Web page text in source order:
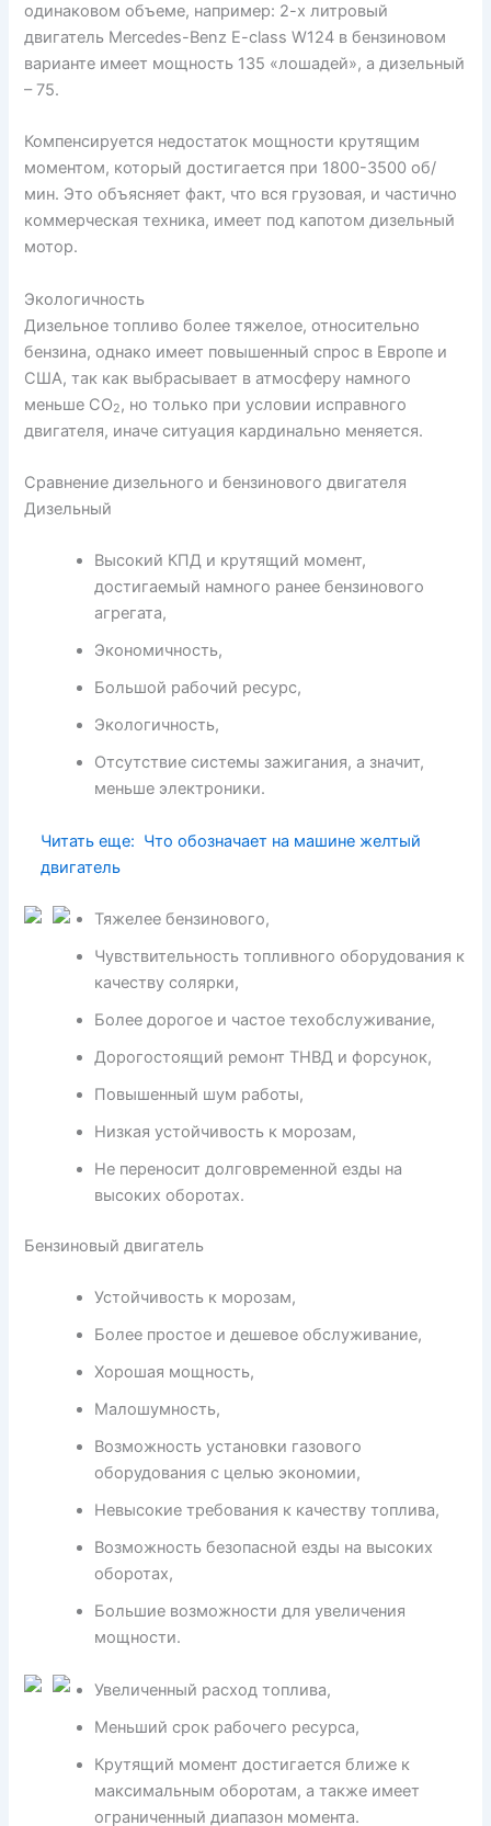
одинаковом объеме, например: 2-х литровый
двигатель Mercedes-Benz E-class W124 в бензиновом
варианте имеет мощность 135 «лошадей», а дизельный
– 75.
Компенсируется недостаток мощности крутящим
моментом, который достигается при 1800-3500 об/
мин. Это объясняет факт, что вся грузовая, и частично
коммерческая техника, имеет под капотом дизельный
мотор.
Экологичность
Дизельное топливо более тяжелое, относительно
бензина, однако имеет повышенный спрос в Европе и
США, так как выбрасывает в атмосферу намного
меньше СО2, но только при условии исправного
двигателя, иначе ситуация кардинально меняется.
Сравнение дизельного и бензинового двигателя
Дизельный
Высокий КПД и крутящий момент,
достигаемый намного ранее бензинового
агрегата,
Экономичность,
Большой рабочий ресурс,
Экологичность,
Отсутствие системы зажигания, а значит,
меньше электроники.
Читать еще: Что обозначает на машине желтый
двигатель
Тяжелее бензинового,
Чувствительность топливного оборудования к
качеству солярки,
Более дорогое и частое техобслуживание,
Дорогостоящий ремонт ТНВД и форсунок,
Повышенный шум работы,
Низкая устойчивость к морозам,
Не переносит долговременной езды на
высоких оборотах.
Бензиновый двигатель
Устойчивость к морозам,
Более простое и дешевое обслуживание,
Хорошая мощность,
Малошумность,
Возможность установки газового
оборудования с целью экономии,
Невысокие требования к качеству топлива,
Возможность безопасной езды на высоких
оборотах,
Большие возможности для увеличения
мощности.
Увеличенный расход топлива,
Меньший срок рабочего ресурса,
Крутящий момент достигается ближе к
максимальным оборотам, а также имеет
ограниченный диапазон момента.